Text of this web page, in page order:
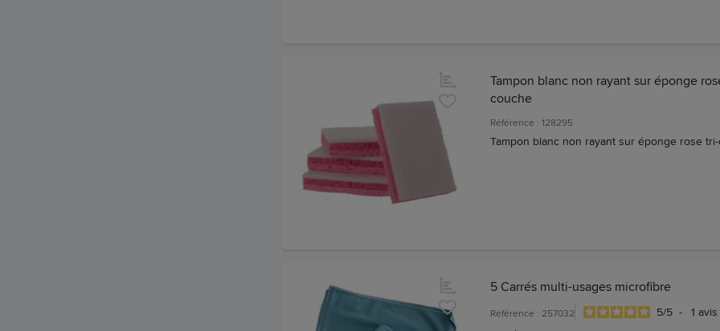
Tampon blanc non rayant sur éponge
couche
Référence : 128295
Tampon blanc non rayant sur éponge rose
5 Carrés multi-usages microfibre
Référence : 257032 5/5 - 1 avis